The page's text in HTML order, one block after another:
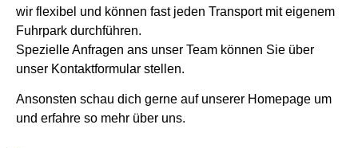
wir flexibel und können fast jeden Transport mit eigenem
Fuhrpark durchführen.
Spezielle Anfragen ans unser Team können Sie über
unser Kontaktformular stellen.
Ansonsten schau dich gerne auf unserer Homepage um
und erfahre so mehr über uns.